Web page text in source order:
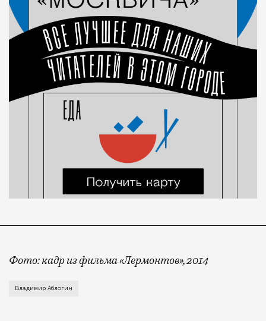
Фото: кадр из фильма «Лермонтов», 2014
Путь от литературной классики до уголовной
Владимир Аблогин